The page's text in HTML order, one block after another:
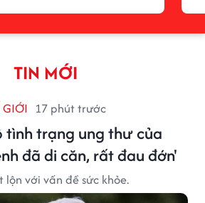
TIN MỚI
GIỚI 17 phút trước
tình trạng ung thư của
đã di căn, rất đau đớn'
với vấn đề sức khỏe.